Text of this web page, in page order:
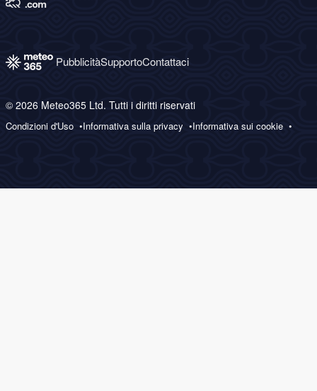
PubblicitàSupportoContattaci
© 2026 Meteo365 Ltd. Tutti i diritti riservati
Condizioni d'Uso Informativa sulla privacy Informativa sui cookie